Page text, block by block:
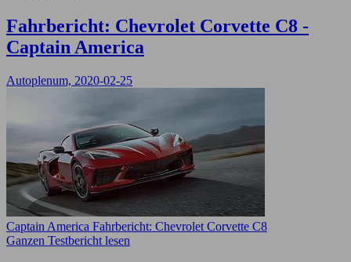
Fahrbericht: Chevrolet Corvette C8 -
Captain America
Autoplenum, 2020-02-25
Captain America Fahrbericht: Chevrolet Corvette C8
Ganzen Testbericht lesen